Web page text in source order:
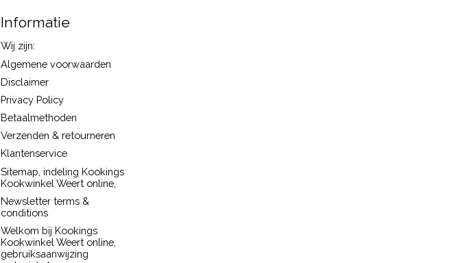
Informatie
Wij zijn:
Algemene voorwaarden
Disclaimer
Privacy Policy
Betaalmethoden
Verzenden & retourneren
Klantenservice
Sitemap, indeling Kookings
Kookwinkel Weert online,
Newsletter terms &
conditions
Welkom bij Kookings
Kookwinkel Weert online,
gebruiksaanwijzing